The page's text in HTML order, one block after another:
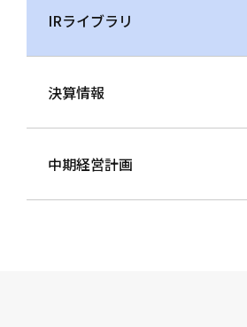
IRライブラリ
決算情報
中期経営計画